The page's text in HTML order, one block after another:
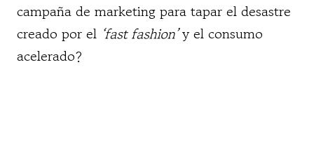
campaña de marketing para tapar el desastre
creado por el ‘fast fashion’y el consumo
acelerado?